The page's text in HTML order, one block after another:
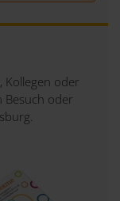
Kollegen oder
Besuch oder